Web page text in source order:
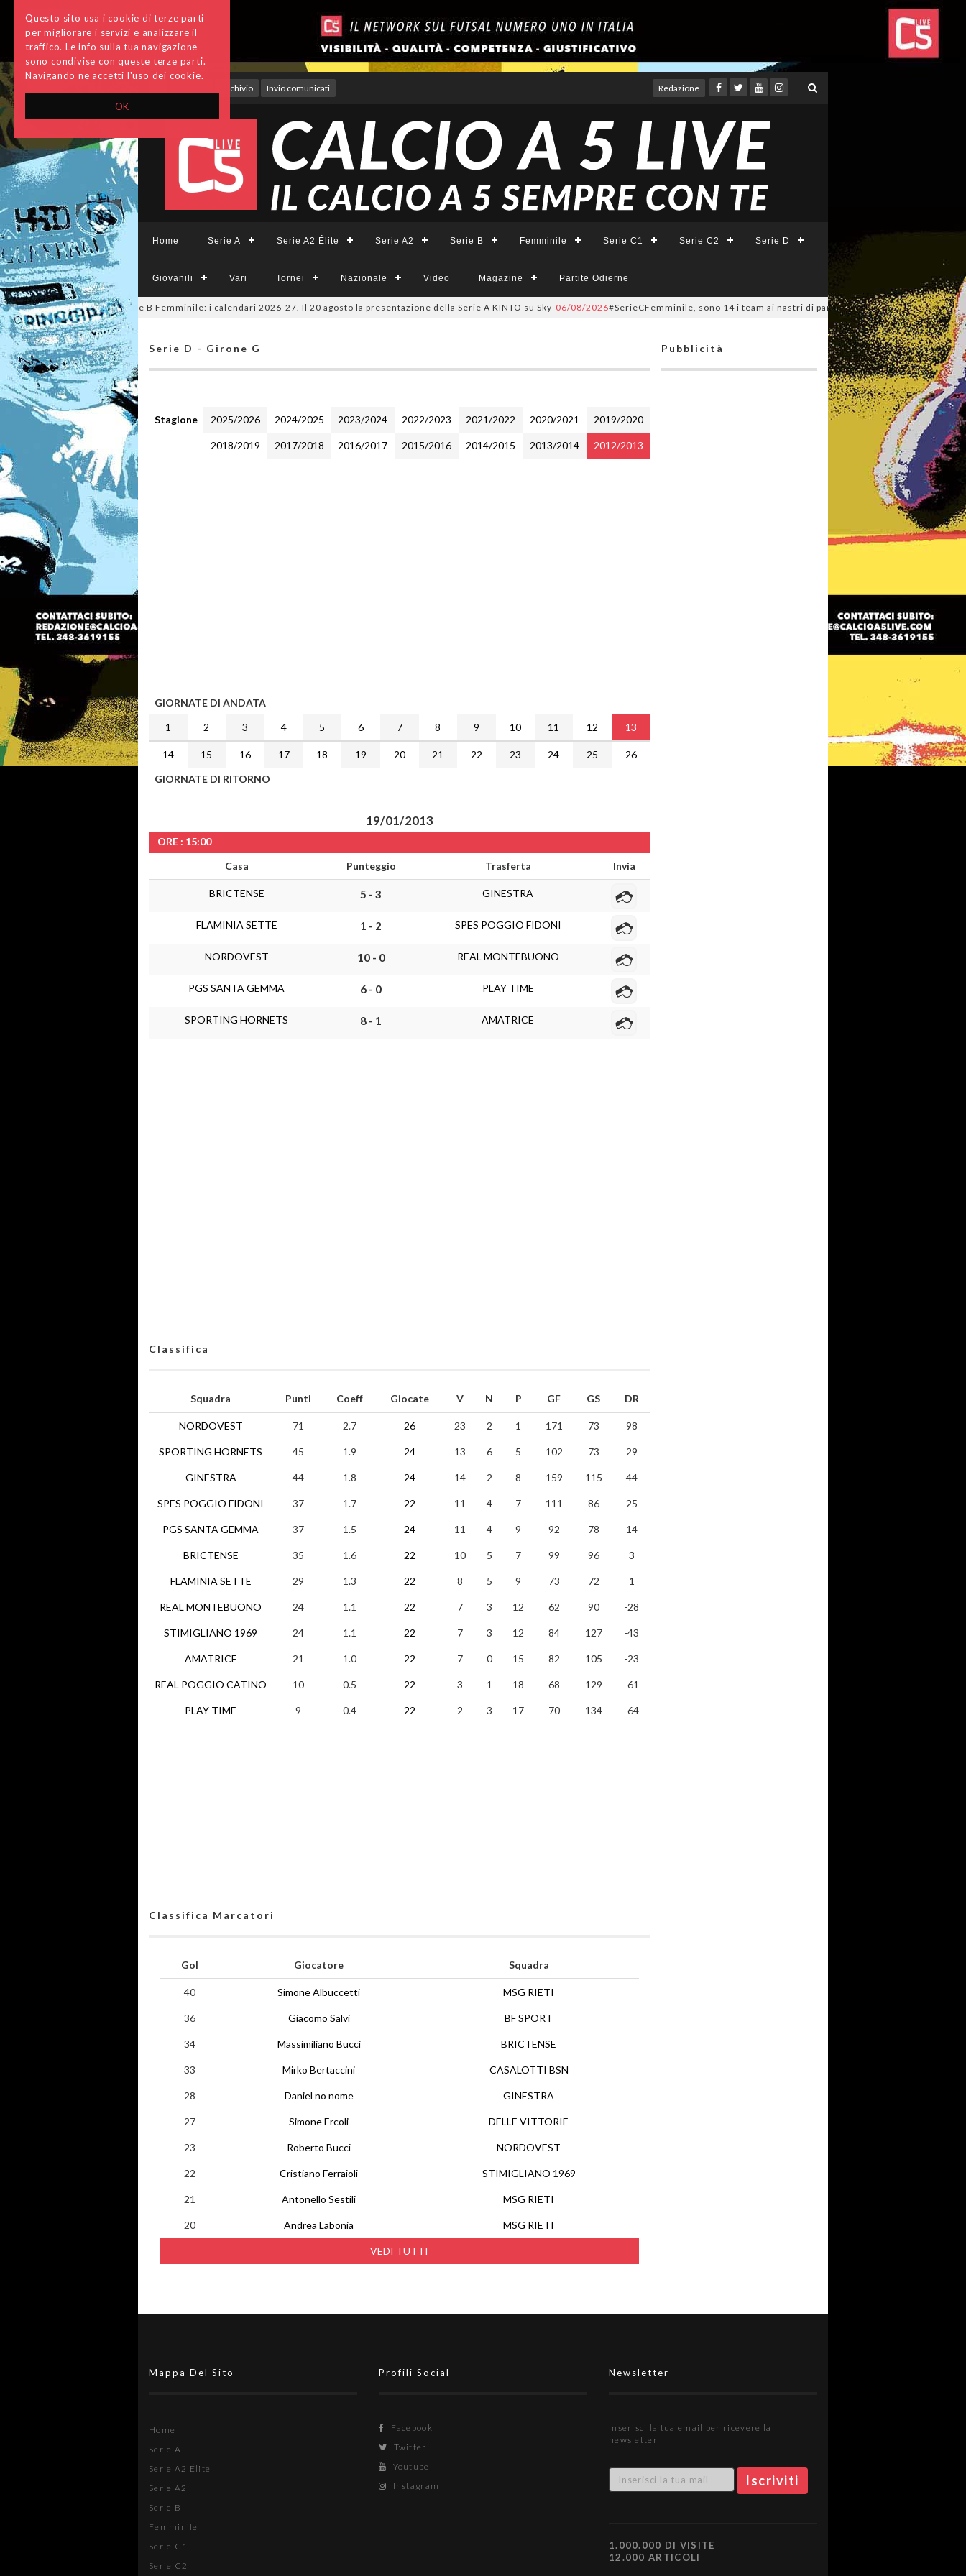
OK
Questo sito usa i cookie di terze parti
per migliorare i servizi e analizzare il
traffico. Le info sulla tua navigazione
sono condivise con queste terze parti.
Navigando ne accetti l'uso dei cookie.
Archivio Invio comunicati Redazione
Home Serie A Serie A2 Élite Serie A2 Serie B Femminile Serie C1 Serie C2 Serie D
Giovanili Vari Tornei Nazionale Video Magazine Partite Odierne
A Tesys, A2 Élite, A2, B e B Femminile: i calendari 2026-27. Il 20 agosto la presentazione della Serie A KINTO su Sky 06/08/2026#SerieCFemminile, sono 14 i team ai nastri di partenza: l'elenco delle partecipanti
Serie D - Girone G
Stagione 2025/2026 2024/2025 2023/2024 2022/2023 2021/2022 2020/2021 2019/2020
2018/2019 2017/2018 2016/2017 2015/2016 2014/2015 2013/2014 2012/2013
GIORNATE DI ANDATA
1
2 3 4 5 6 7 8 9 10 11 12 13
14 15 16 17 18 19 20 21 22 23 24 25
26
GIORNATE DI RITORNO
19/01/2013
ORE : 15:00
Casa
Punteggio Trasferta Invia
BRICTENSE 5 - 3 GINESTRA
FLAMINIA SETTE 1 - 2 SPES POGGIO FIDONI
NORDOVEST 10 - 0 REAL MONTEBUONO
PGS SANTA GEMMA 6 - 0 PLAY TIME
SPORTING HORNETS 8 - 1 AMATRICE
Classifica
Squadra
NORDOVEST
SPORTING HORNETS
GINESTRA
SPES POGGIO FIDONI
PGS SANTA GEMMA
BRICTENSE
FLAMINIA SETTE
REAL MONTEBUONO
STIMIGLIANO 1969
AMATRICE
REAL POGGIO CATINO
PLAY TIME
Punti Coeff Giocate V N P GF GS DR
71 2.7 26 23 2 1 171 73 98
45 1.9 24 13 6 5 102 73 29
44 1.8 24 14 2 8 159 115 44
37 1.7 22 11 4 7 111 86 25
37 1.5 24 11 4 9 92 78 14
35 1.6 22 10 5 7 99 96 3
29 1.3 22 8 5 9 73 72 1
24 1.1 22 7 3 12 62 90 -28
24 1.1 22 7 3 12 84 127 -43
21 1.0 22 7 0 15 82 105 -23
10 0.5 22 3 1 18 68 129 -61
9 0.4 22 2 3 17 70 134 -64
Classifica Marcatori
Gol Giocatore Squadra
VEDI TUTTI
40 Simone Albuccetti MSG RIETI
36 Giacomo Salvi BF SPORT
34 Massimiliano Bucci BRICTENSE
33 Mirko Bertaccini CASALOTTI BSN
28 Daniel no nome GINESTRA
27 Simone Ercoli DELLE VITTORIE
23 Roberto Bucci NORDOVEST
22 Cristiano Ferraioli STIMIGLIANO 1969
21 Antonello Sestili MSG RIETI
20 Andrea Labonia MSG RIETI
Pubblicità
Mappa Del Sito
Home
Serie A
Serie A2 Élite
Serie A2
Serie B
Femminile
Serie C1
Serie C2
Profili Social
Facebook
Twitter
Youtube
Instagram
Newsletter
Inserisci la tua email per ricevere la
newsletter
1.000.000 DI VISITE
12.000 ARTICOLI